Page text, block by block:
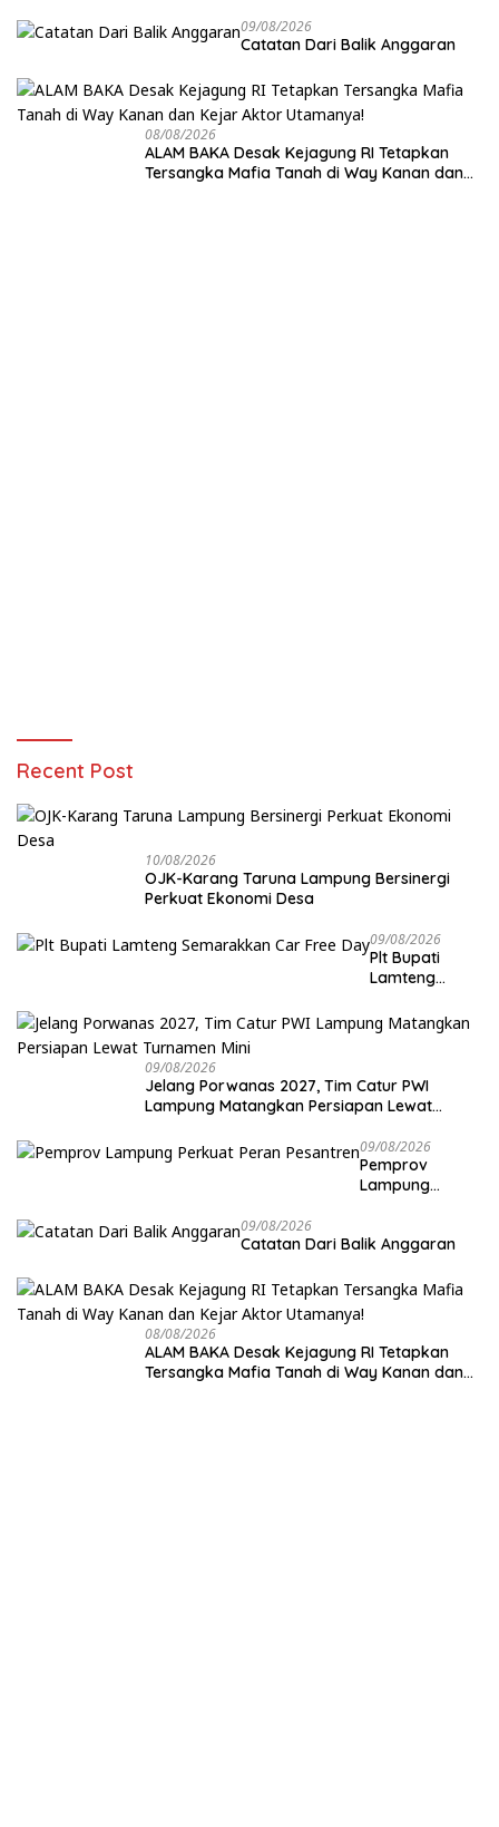
09/08/2026
Catatan Dari Balik Anggaran
08/08/2026
ALAM BAKA Desak Kejagung RI Tetapkan
Tersangka Mafia Tanah di Way Kanan dan
Recent Post
10/08/2026
OJK-Karang Taruna Lampung Bersinergi
Perkuat Ekonomi Desa
09/08/2026
Plt Bupati
Lamteng
Car Free Day
09/08/2026
Jelang Porwanas 2027, Tim Catur PWI
Lampung Matangkan Persiapan Lewat
09/08/2026
Pemprov
Lampung
09/08/2026
Catatan Dari Balik Anggaran
08/08/2026
ALAM BAKA Desak Kejagung RI Tetapkan
Tersangka Mafia Tanah di Way Kanan dan